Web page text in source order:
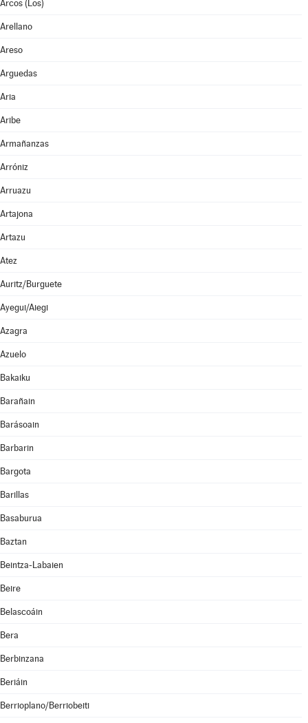
Arcos (Los)
Arellano
Areso
Arguedas
Aria
Aribe
Armañanzas
Arróniz
Arruazu
Artajona
Artazu
Atez
Auritz/Burguete
Ayegui/Aiegi
Azagra
Azuelo
Bakaiku
Barañain
Barásoain
Barbarin
Bargota
Barillas
Basaburua
Baztan
Beintza-Labaien
Beire
Belascoáin
Bera
Berbinzana
Beriáin
Berrioplano/Berriobeiti